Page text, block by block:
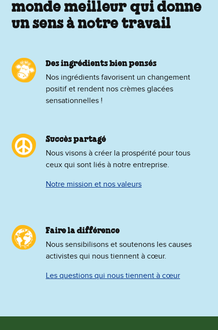
monde meilleur qui donne
un sens à notre travail
Des ingrédients bien pensés
Nos ingrédients favorisent un changement
positif et rendent nos crèmes glacées
sensationnelles !
Succès partagé
Nous visons à créer la prospérité pour tous
ceux qui sont liés à notre entreprise.
Notre mission et nos valeurs
Faire la différence
Nous sensibilisons et soutenons les causes
activistes qui nous tiennent à cœur.
Les questions qui nous tiennent à cœur